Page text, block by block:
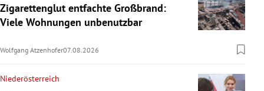
Zigarettenglut entfachte Großbrand:
Viele Wohnungen unbenutzbar
Wolfgang Atzenhofer07.08.2026
Niederösterreich